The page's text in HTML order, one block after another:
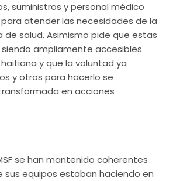
suministros y personal médico
atender las necesidades de la
de salud. Asimismo pide que estas
ampliamente accesibles
y que la voluntad ya
y otros para hacerlo se
en acciones
se han mantenido coherentes
sus equipos estaban haciendo en